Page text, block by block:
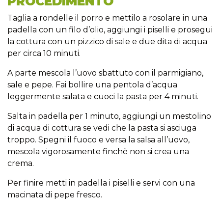
Taglia a rondelle il porro e mettilo a rosolare in una
padella con un filo d’olio, aggiungi i piselli e prosegui
la cottura con un pizzico di sale e due dita di acqua
per circa 10 minuti.
A parte mescola l’uovo sbattuto con il parmigiano,
sale e pepe. Fai bollire una pentola d’acqua
leggermente salata e cuoci la pasta per 4 minuti.
Salta in padella per 1 minuto, aggiungi un mestolino
di acqua di cottura se vedi che la pasta si asciuga
troppo. Spegni il fuoco e versa la salsa all’uovo,
mescola vigorosamente finchè non si crea una
crema.
Per finire metti in padella i piselli e servi con una
macinata di pepe fresco.